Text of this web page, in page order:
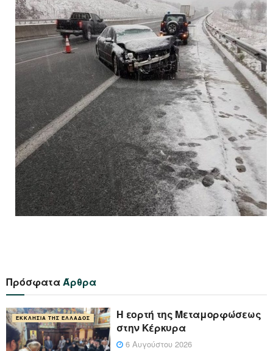
ΠρόσφαταΆρθρα
ΕΚΚΛΗΣΊΑ ΤΗΣ ΕΛΛΆΔΟΣ
Η εορτή της Μεταμορφώσεως
στην Κέρκυρα
6 Αυγούστου 2026